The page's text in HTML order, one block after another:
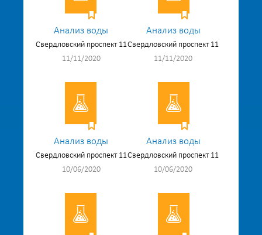
Анализ воды
Свердловский проспект 11
11/11/2020
Анализ воды
Свердловский проспект 11
11/11/2020
Анализ воды
Свердловский проспект 11
10/06/2020
Анализ воды
Свердловский проспект 11
10/06/2020